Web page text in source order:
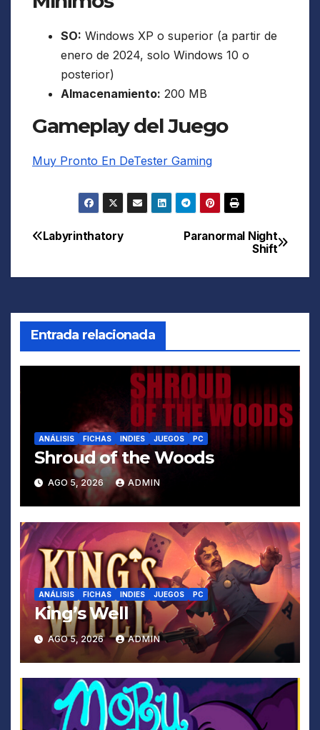
SO: Windows XP o superior (a partir de
enero de 2024, solo Windows 10 o
posterior)
Almacenamiento: 200 MB
Gameplay del Juego
Muy Pronto En DeTester Gaming
Navegación
de
Paranormal Night
Shift
Labyrinthatory
Entrada relacionada
ANÁLISIS FICHAS INDIES JUEGOS PC
Shroud of the Woods
AGO 5, 2026 ADMIN
ANÁLISIS FICHAS INDIES JUEGOS PC
King’s Well
AGO 5, 2026 ADMIN